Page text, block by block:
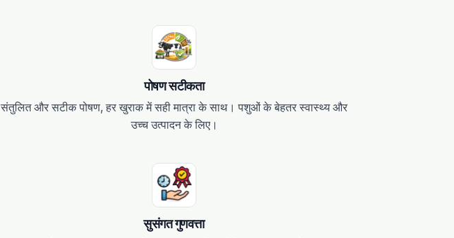
पोषण सटीकता
संतुलित और सटीक पोषण, हर खुराक में सही मात्रा के साथ। पशुओं के बेहतर स्वास्थ्य और
उच्च उत्पादन के लिए।
सुसंगत गुणवत्ता